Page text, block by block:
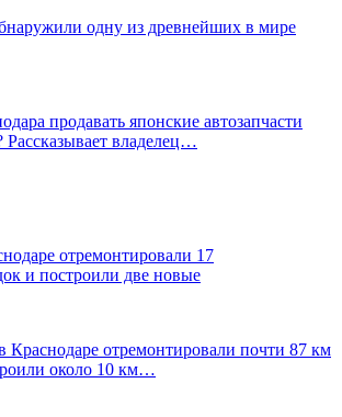
одну из древнейших в мире
продавать японские автозапчасти
Рассказывает владелец…
отремонтировали 17
и построили две новые
Краснодаре отремонтировали почти 87 км
около 10 км…